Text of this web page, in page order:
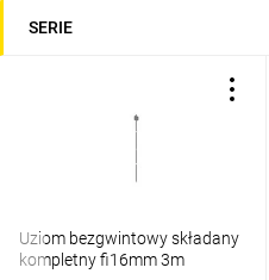
SERIE
Uziom bezgwintowy składany
kompletny fi16mm 3m